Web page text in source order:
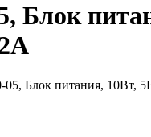
Блок